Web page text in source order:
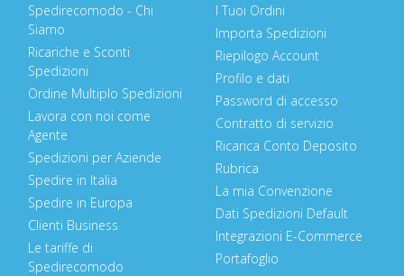
Spedirecomodo - Chi
Siamo
Ricariche e Sconti
Spedizioni
Ordine Multiplo Spedizioni
Lavora con noi come
Agente
Spedizioni per Aziende
Spedire in Italia
Spedire in Europa
Clienti Business
Le tariffe di
Spedirecomodo
I Tuoi Ordini
Importa Spedizioni
Riepilogo Account
Profilo e dati
Password di accesso
Contratto di servizio
Ricarica Conto Deposito
Rubrica
La mia Convenzione
Dati Spedizioni Default
Integrazioni E-Commerce
Portafoglio